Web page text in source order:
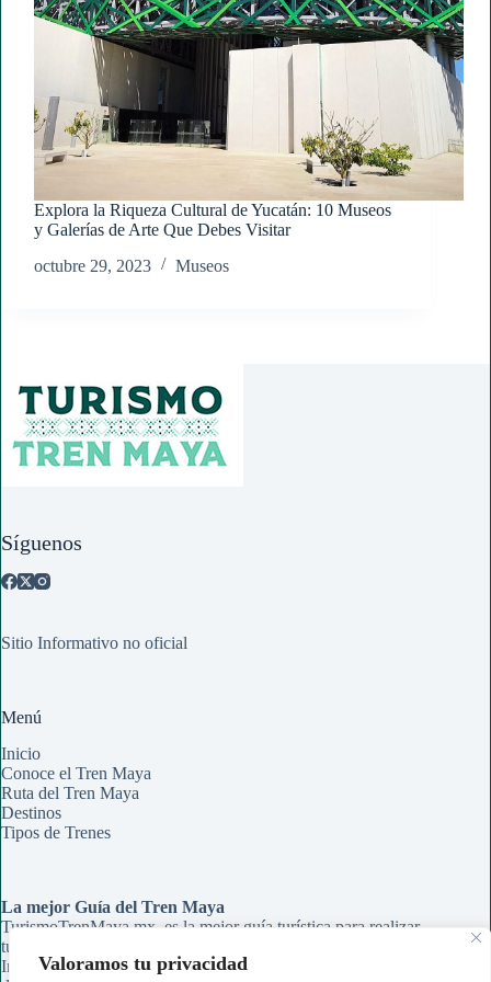
Valoramos tu privacidad
Explora la Riqueza Cultural de Yucatán: 10 Museos
y Galerías de Arte Que Debes Visitar
octubre 29, 2023
Museos
Síguenos
Sitio Informativo no oficial
Menú
Inicio
Conoce el Tren Maya
Ruta del Tren Maya
Destinos
Tipos de Trenes
La mejor Guía del Tren Maya
TurismoTrenMaya.mx, es la mejor guía turística para realizar
tu recorrido en el Tren Maya. Aqui encontrarás Rutas,
Información de Estaciones y Paraderos, Guías de Información